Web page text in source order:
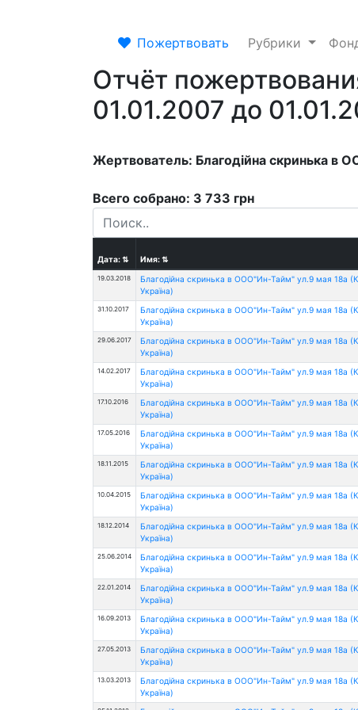
Пожертвовать Рубрики
Отчёт
01.01.2007 до
Жертвователь: Благодійна скринька в
Всего собрано: 3 733 грн
Дата:⇅ Имя:⇅
19.03.2018
Благодійна скринька в ООО"Ин-Тайм" ул.9 мая 18а
Україна)
31.10.2017
Благодійна скринька в ООО"Ин-Тайм" ул.9 мая 18а
Україна)
29.06.2017
Благодійна скринька в ООО"Ин-Тайм" ул.9 мая 18а
Україна)
14.02.2017
Благодійна скринька в ООО"Ин-Тайм" ул.9 мая 18а
Україна)
17.10.2016
Благодійна скринька в ООО"Ин-Тайм" ул.9 мая 18а
Україна)
17.05.2016
Благодійна скринька в ООО"Ин-Тайм" ул.9 мая 18а
Україна)
18.11.2015
Благодійна скринька в ООО"Ин-Тайм" ул.9 мая 18а
Україна)
10.04.2015
Благодійна скринька в ООО"Ин-Тайм" ул.9 мая 18а
Україна)
18.12.2014
Благодійна скринька в ООО"Ин-Тайм" ул.9 мая 18а
Україна)
25.06.2014
Благодійна скринька в ООО"Ин-Тайм" ул.9 мая 18а
Україна)
22.01.2014
Благодійна скринька в ООО"Ин-Тайм" ул.9 мая 18а
Україна)
16.09.2013
Благодійна скринька в ООО"Ин-Тайм" ул.9 мая 18а
Україна)
27.05.2013
Благодійна скринька в ООО"Ин-Тайм" ул.9 мая 18а
Україна)
13.03.2013
Благодійна скринька в ООО"Ин-Тайм" ул.9 мая 18а
Україна)